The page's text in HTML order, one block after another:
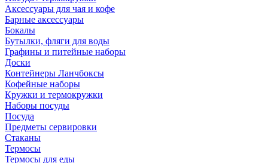
Аксессуары для чая и кофе
Барные аксессуары
Бокалы
Бутылки, фляги для воды
Графины и питейные наборы
Доски
Контейнеры Ланчбоксы
Кофейные наборы
Кружки и термокружки
Наборы посуды
Посуда
Предметы сервировки
Стаканы
Термосы
Термосы для еды